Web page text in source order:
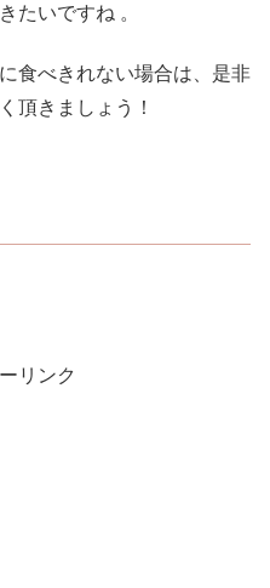
たいですね 。
食べきれない場合は、是非
頂きましょう！
リンク